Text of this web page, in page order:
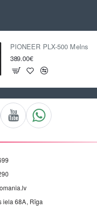
PIONEER PLX-500 Melns
389.00€
iela 68A, Rīga